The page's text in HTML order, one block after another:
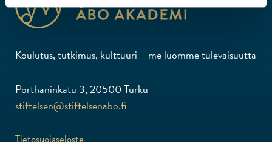
Koulutus, tutkimus, kulttuuri – me luomme tulevaisuutta
Porthaninkatu 3, 20500 Turku
stiftelsen@stiftelsenabo.fi